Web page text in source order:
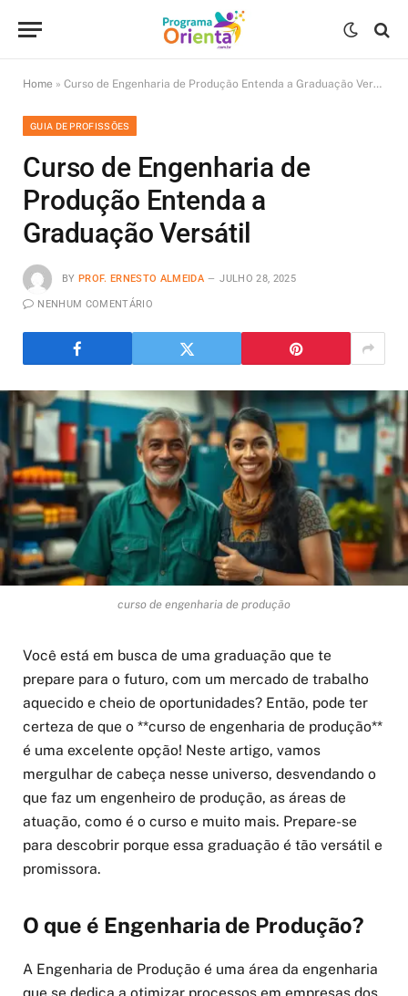
Home » Curso de Engenharia de Produção Entenda a Graduação Versátil
GUIA DE PROFISSÕES
Curso de Engenharia de
Produção Entenda a
Graduação Versátil
BY PROF. ERNESTO ALMEIDA JULHO 28, 2025
NENHUM COMENTÁRIO
curso de engenharia de produção
Você está em busca de uma graduação que te
prepare para o futuro, com um mercado de trabalho
aquecido e cheio de oportunidades? Então, pode ter
certeza de que o **curso de engenharia de produção**
é uma excelente opção! Neste artigo, vamos
mergulhar de cabeça nesse universo, desvendando o
que faz um engenheiro de produção, as áreas de
atuação, como é o curso e muito mais. Prepare-se
para descobrir porque essa graduação é tão versátil e
promissora.
O que é Engenharia de Produção?
A Engenharia de Produção é uma área da engenharia